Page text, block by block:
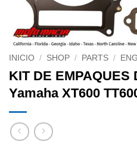
INICIO / SHOP / PARTS /
KIT DE EMPAQUES
Yamaha XT600